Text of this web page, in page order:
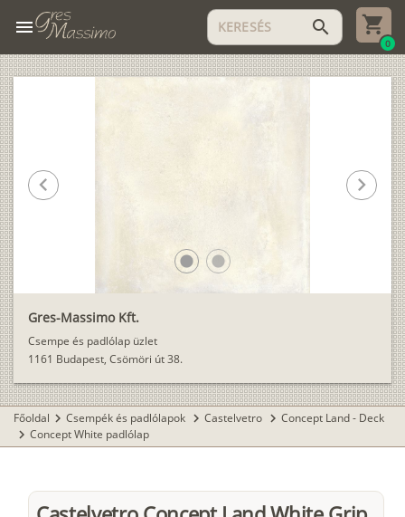
menu search
0
Gres-Massimo Kft.
Csempe és padlólap üzlet
1161 Budapest, Csömöri út 38.
lens lens
chevron_left chevron_right
Főoldal chevron_right Csempék és padlólapok chevron_right Castelvetro chevron_right Concept Land - Deck
chevron_right Concept White padlólap